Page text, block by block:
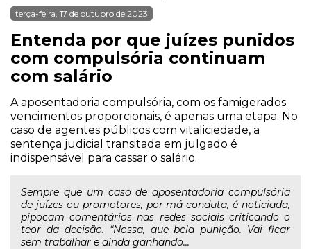
terça-feira, 17 de outubro de 2023
Entenda por que juízes punidos
com compulsória continuam
com salário
A aposentadoria compulsória, com os famigerados
vencimentos proporcionais, é apenas uma etapa. No
caso de agentes públicos com vitaliciedade, a
sentença judicial transitada em julgado é
indispensável para cassar o salário.
Sempre que um caso de aposentadoria compulsória
de juízes ou promotores, por má conduta, é noticiada,
pipocam comentários nas redes sociais criticando o
teor da decisão. “Nossa, que bela punição. Vai ficar
sem trabalhar e ainda ganhando...